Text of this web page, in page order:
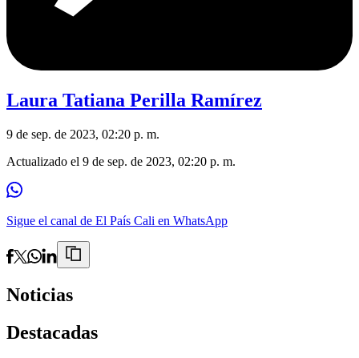
Laura Tatiana Perilla Ramírez
9 de sep. de 2023, 02:20 p. m.
Actualizado el 9 de sep. de 2023, 02:20 p. m.
Sigue el canal de El País Cali en WhatsApp
Noticias
Destacadas